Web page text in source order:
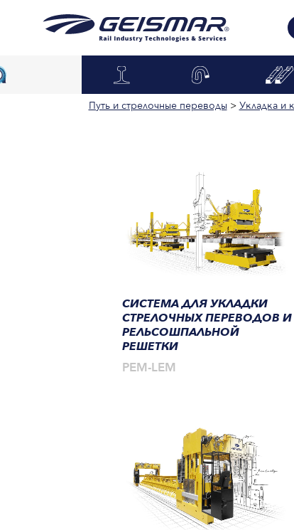
Путь и стрелочные переводы > Укладка и
СИСТЕМА ДЛЯ УКЛАДКИ
СТРЕЛОЧНЫХ ПЕРЕВОДОВ И
РЕЛЬСОШПАЛЬНОЙ
РЕШЕТКИ
PEM-LEM